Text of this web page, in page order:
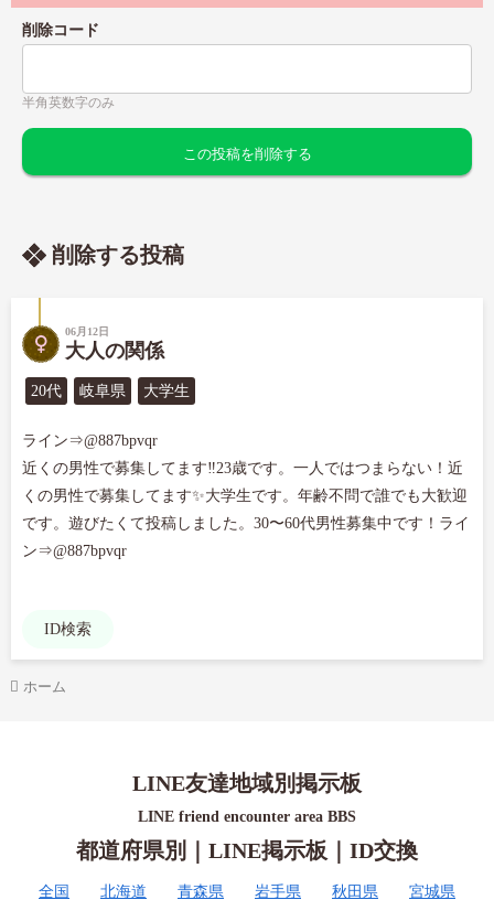
削除コード
半角英数字のみ
削除する投稿
06月12日
大人の関係
20代 岐阜県 大学生
ライン⇒@887bpvqr
近くの男性で募集してます‼️23歳です。一人ではつまらない！近
くの男性で募集してます✨大学生です。年齢不問で誰でも大歓迎
です。遊びたくて投稿しました。30〜60代男性募集中です！ライ
ン⇒@887bpvqr
ID検索
ホーム
LINE友達地域別掲示板
LINE friend encounter area BBS
都道府県別｜LINE掲示板｜ID交換
全国 北海道 青森県 岩手県 秋田県 宮城県